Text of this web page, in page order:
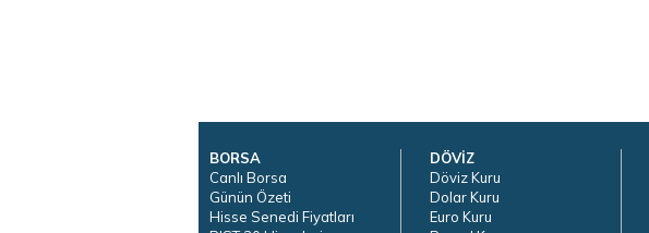
BORSA
Canlı Borsa
Günün Özeti
Hisse Senedi Fiyatları
DÖVİZ
Döviz Kuru
Dolar Kuru
Euro Kuru